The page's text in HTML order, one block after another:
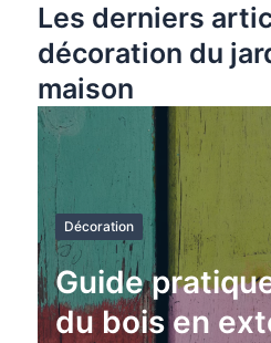
Les derniers
décoration du
maison
Décoration
Guide
du bois en